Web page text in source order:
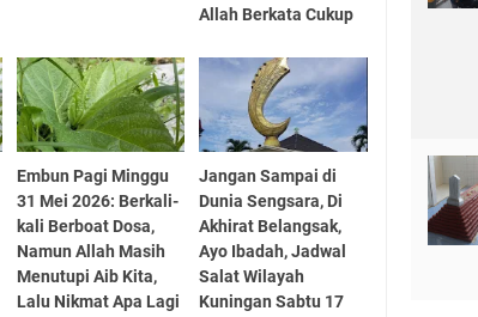
Allah Berkata Cukup
Embun Pagi Minggu
31 Mei 2026: Berkali-
kali Berboat Dosa,
Namun Allah Masih
Menutupi Aib Kita,
Lalu Nikmat Apa Lagi
Jangan Sampai di
Dunia Sengsara, Di
Akhirat Belangsak,
Ayo Ibadah, Jadwal
Salat Wilayah
Kuningan Sabtu 17